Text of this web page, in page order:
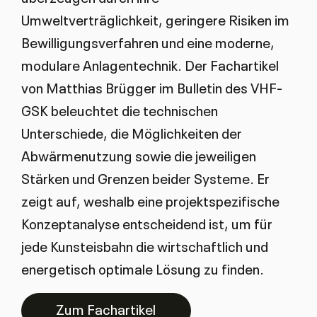
Umweltverträglichkeit, geringere Risiken im
Bewilligungsverfahren und eine moderne,
modulare Anlagentechnik. Der Fachartikel
von Matthias Brügger im Bulletin des VHF-
GSK beleuchtet die technischen
Unterschiede, die Möglichkeiten der
Abwärmenutzung sowie die jeweiligen
Stärken und Grenzen beider Systeme. Er
zeigt auf, weshalb eine projektspezifische
Konzeptanalyse entscheidend ist, um für
jede Kunsteisbahn die wirtschaftlich und
energetisch optimale Lösung zu finden.
Zum Fachartikel